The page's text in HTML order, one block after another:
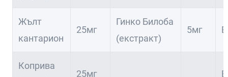
Жълт
кантарион
25мг
Гинко Билоба
(екстракт)
5мг
Коприва
25мг